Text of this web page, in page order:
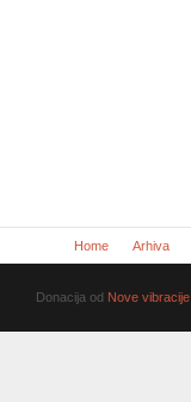
Home Arhiva
Donacija od Nove vibracije